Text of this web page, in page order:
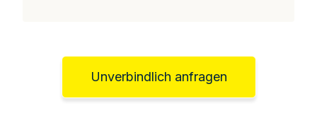
Unverbindlich anfragen